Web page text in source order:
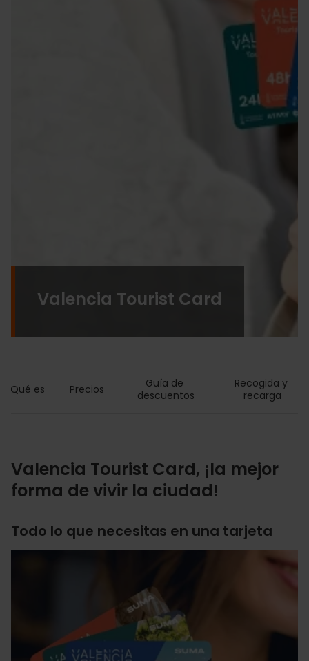
Valencia Tourist Card
Qué es Precios
Guía de
descuentos
Recogida y
recarga
Valencia Tourist Card, ¡la mejor
forma de vivir la ciudad!
Todo lo que necesitas en una tarjeta